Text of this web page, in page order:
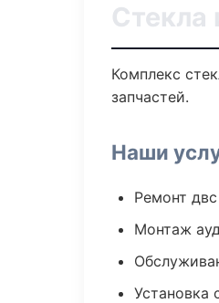
Стекла
Комплекс
запчастей.
Наши
Ремонт
Монтаж
Установка